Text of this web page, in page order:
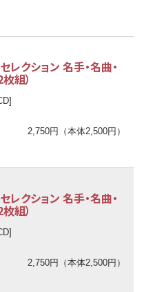
レクション 名手・名曲・
組）
2,750円（本体2,500円）
レクション 名手・名曲・
組）
2,750円（本体2,500円）